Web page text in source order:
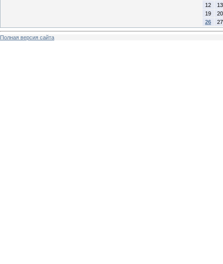
12
13
19
20
26
27
Полная версия сайта